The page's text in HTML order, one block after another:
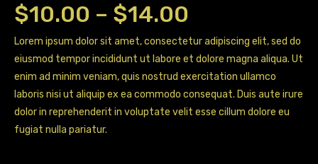
$10.00 – $14.00
range:
$10.00
through
$14.00
Lorem ipsum dolor sit amet, consectetur adipiscing elit, sed do
eiusmod tempor incididunt ut labore et dolore magna aliqua. Ut
enim ad minim veniam, quis nostrud exercitation ullamco
laboris nisi ut aliquip ex ea commodo consequat. Duis aute irure
dolor in reprehenderit in voluptate velit esse cillum dolore eu
fugiat nulla pariatur.